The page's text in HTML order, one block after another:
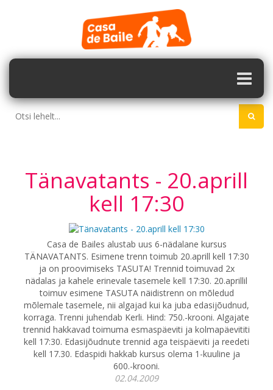
Tänavatants - 20.aprill
kell 17:30
Casa de Bailes alustab uus 6-nädalane kursus
TÄNAVATANTS. Esimene trenn toimub 20.aprill kell 17:30
ja on proovimiseks TASUTA! Trennid toimuvad 2x
nädalas ja kahele erinevale tasemele kell 17:30. 20.aprillil
toimuv esimene TASUTA näidistrenn on mõledud
mõlemale tasemele, nii algajad kui ka juba edasijõudnud,
korraga. Trenni juhendab Kerli. Hind: 750.-krooni. Algajate
trennid hakkavad toimuma esmaspäeviti ja kolmapäevititi
kell 17:30. Edasijõudnute trennid aga teispäeviti ja reedeti
kell 17.30. Edaspidi hakkab kursus olema 1-kuuline ja
600.-krooni.
02.04.2009